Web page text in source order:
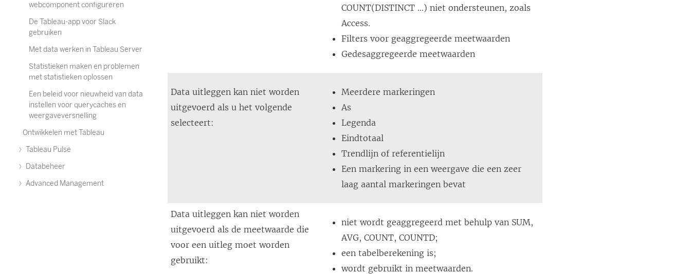
webcomponent configureren
De Tableau-app voor Slack
gebruiken
Met data werken in Tableau Server
Statistieken maken en problemen
met statistieken oplossen
Een beleid voor nieuwheid van data
instellen voor querycaches en
weergaveversnelling
Ontwikkelen met Tableau
Tableau Pulse
Databeheer
Advanced Management
COUNT(DISTINCT ...) niet ondersteunen, zoals
Access.
Filters voor geaggregeerde meetwaarden
Gedesaggregeerde meetwaarden
Data uitleggen kan niet worden
uitgevoerd als u het volgende
selecteert:
Meerdere markeringen
As
Legenda
Eindtotaal
Trendlijn of referentielijn
Een markering in een weergave die een zeer
laag aantal markeringen bevat
Data uitleggen kan niet worden
uitgevoerd als de meetwaarde die
voor een uitleg moet worden
gebruikt:
niet wordt geaggregeerd met behulp van SUM,
AVG, COUNT, COUNTD;
een tabelberekening is;
wordt gebruikt in meetwaarden.